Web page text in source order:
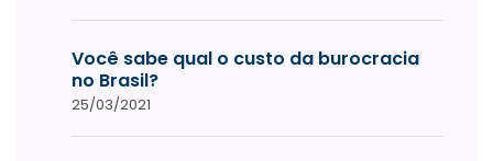
Você sabe qual o custo da burocracia
no Brasil?
25/03/2021